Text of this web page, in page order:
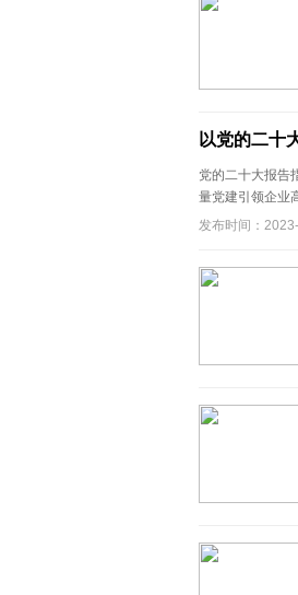
以党的二十
党的二十大报告
量党建引领企业
发布时间：